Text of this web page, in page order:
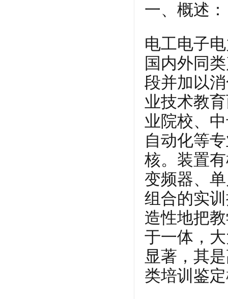
一、概述：
电工电子
国内外同
段并加以
业技术教
业院校、
自动化等
核。装置
变频器、
组合的实
造性地把
于一体，
显著，其
类培训鉴定